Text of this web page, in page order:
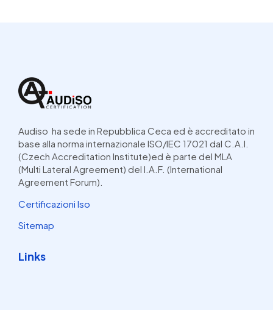
Audiso ha sede in Repubblica Ceca ed è accreditato in
base alla norma internazionale ISO/IEC 17021 dal C.A.I.
(Czech Accreditation Institute)ed è parte del MLA
(Multi Lateral Agreement) del I.A.F. (International
Agreement Forum).
Certificazioni Iso
Sitemap
Links